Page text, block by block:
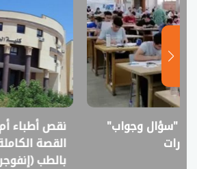
نقص أطباء أم فائض خريجين؟..
القصة الكاملة لمقترح خفض القبول